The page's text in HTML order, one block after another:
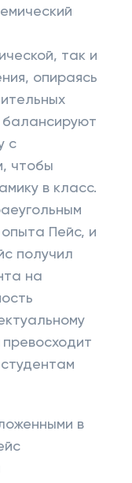
так и
опираясь
с
чтобы
в класс.
Пейс, и
получил
на
в